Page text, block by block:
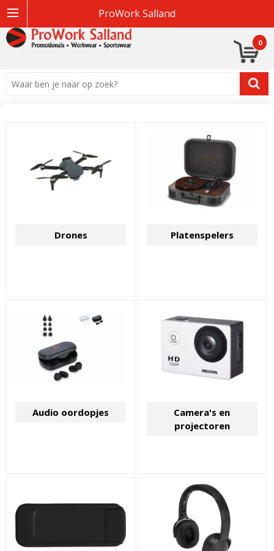
ProWork Salland
0
Drones Platenspelers
Audio oordopjes
Camera's en
projectoren